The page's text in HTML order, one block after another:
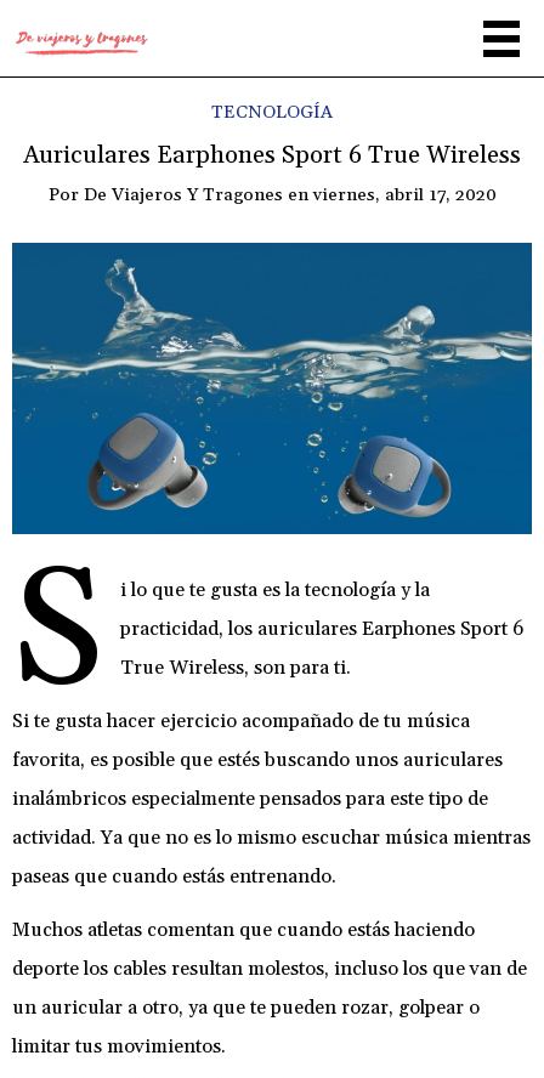
TECNOLOGÍA
Auriculares Earphones Sport 6 True Wireless
Por De Viajeros Y Tragones enviernes, abril 17, 2020
S
i lo que te gusta es la tecnología y la
practicidad, los auriculares Earphones Sport 6
True Wireless, son para ti.
Si te gusta hacer ejercicio acompañado de tu música
favorita, es posible que estés buscando unos auriculares
inalámbricos especialmente pensados para este tipo de
actividad. Ya que no es lo mismo escuchar música mientras
paseas que cuando estás entrenando.
Muchos atletas comentan que cuando estás haciendo
deporte los cables resultan molestos, incluso los que van de
un auricular a otro, ya que te pueden rozar, golpear o
limitar tus movimientos.